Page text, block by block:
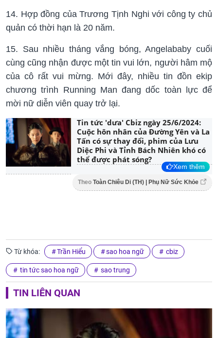
14. Hợp đồng của Trương Tịnh Nghi với công ty chủ
quản có thời hạn là 20 năm.
15. Sau nhiều tháng vắng bóng, Angelababy cuối
cùng cũng nhận được một tin vui lớn, người hâm mộ
của cô rất vui mừng. Mới đây, nhiều tin đồn ekip
chương trình Running Man đang dốc toàn lực để
mời nữ diễn viên quay trở lại.
Tin tức 'dưa' Cbiz ngày 25/6/2024:
Cuộc hôn nhân của Đường Yên và La
Tấn có sự thay đổi, phim của Lưu
Diệc Phi và Tỉnh Bách Nhiên khó có
thể được phát sóng?
Xem thêm
Theo Toàn Chiêu Di (TH) | Phụ Nữ Sức Khỏe
Từ khóa: Trần Hiểu sao hoa ngữ cbiz
tin tức sao hoa ngữ sao trung
TIN LIÊN QUAN